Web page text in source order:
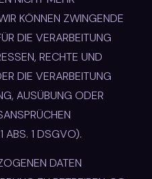
KÖNNEN ZWINGENDE
DIE VERARBEITUNG
RECHTE UND
DIE VERARBEITUNG
AUSÜBUNG ODER
ABS. 1 DSGVO).
DATEN